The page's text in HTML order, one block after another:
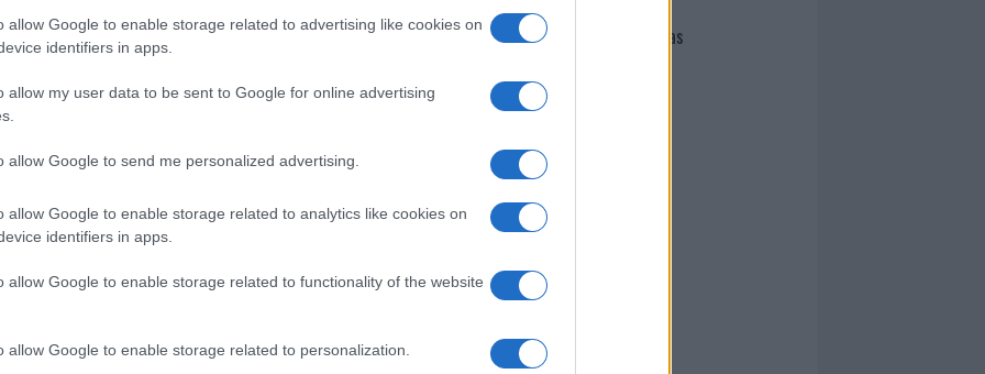
allow Google to enable storage related to advertising like cookies on
identifiers in apps.
allow my user data to be sent to Google for online advertising
allow Google to send me personalized advertising.
allow Google to enable storage related to analytics like cookies on
identifiers in apps.
allow Google to enable storage related to functionality of the website
allow Google to enable storage related to personalization.
di GalluraOggi.it
i tuoi video e le tue foto
+39 345 356 7512
news daGoogle News
Giovannimaria Cabras